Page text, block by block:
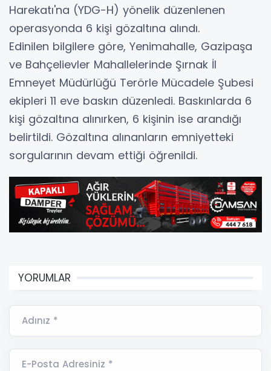
Harekatı'na (YDG-H) yönelik düzenlenen
operasyonda 6 kişi gözaltına alındı.
Edinilen bilgilere göre, Yenimahalle, Gazipaşa
ve Bahçelievler Mahallelerinde Şırnak İl
Emneyet Müdürlüğü Terörle Mücadele Şubesi
ekipleri 11 eve baskın düzenledi. Baskınlarda 6
kişi gözaltına alınırken, 6 kişinin ise arandığı
belirtildi. Gözaltına alınanların emniyetteki
sorgularının devam ettiği öğrenildi.
YORUMLAR
Adınız *
E-Posta Adresiniz *